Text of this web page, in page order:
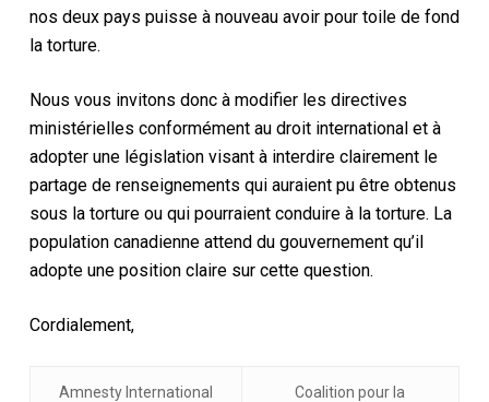
nos deux pays puisse à nouveau avoir pour toile de fond
la torture.
Nous vous invitons donc à modifier les directives
ministérielles conformément au droit international et à
adopter une législation visant à interdire clairement le
partage de renseignements qui auraient pu être obtenus
sous la torture ou qui pourraient conduire à la torture. La
population canadienne attend du gouvernement qu’il
adopte une position claire sur cette question.
Cordialement,
Amnesty International
Coalition pour la